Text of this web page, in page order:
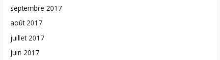
septembre 2017
août 2017
juillet 2017
juin 2017